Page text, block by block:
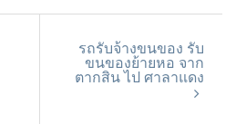
รถรับจ้างขนของ รับ
ขนของย้ายหอ จาก
ตากสิน ไป ศาลาแดง